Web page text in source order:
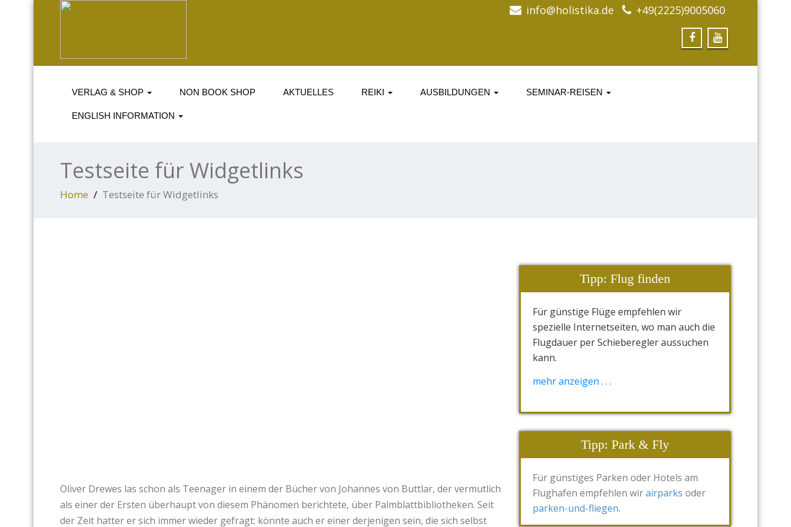
info@holistika.de +49(2225)9005060
VERLAG & SHOP NON BOOK SHOP AKTUELLES REIKI AUSBILDUNGEN SEMINAR-REISEN
ENGLISH INFORMATION
Testseite für Widgetlinks
Home Testseite für Widgetlinks
Oliver Drewes las schon als Teenager in einem der Bücher von Johannes von Buttlar, der vermutlich
als einer der Ersten überhaupt von diesem Phänomen berichtete, über Palmblattbibliotheken. Seit
der Zeit hatter er sich immer wieder gefragt: könnte auch er einer derjenigen sein, die sich selbst
Tipp: Flug finden
Für günstige Flüge empfehlen wir
spezielle Internetseiten, wo man auch die
Flugdauer per Schieberegler aussuchen
kann.
wenn er 30 statt 12 Std. dauert?
Unsere Tipps,airline-directoderopodo
mehr anzeigen . . .
Tipp: Park & Fly
Für günstiges Parken oder Hotels am
Flughafen empfehlen wirairparks oder
parken-und-fliegen.